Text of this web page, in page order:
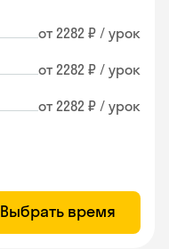
от 2282 ₽ / урок
от 2282 ₽ / урок
от 2282 ₽ / урок
Выбрать время